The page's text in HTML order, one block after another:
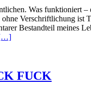
Was funktioniert –
Verschriftlichung ist
Bestandteil meines
FUCK